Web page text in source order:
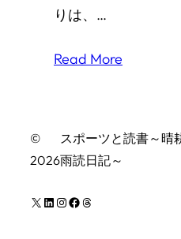
りは、…
Read More
©
2026
スポーツと読書～晴
雨読日記～
X LinkedIn
Instagram
Facebook
Threads